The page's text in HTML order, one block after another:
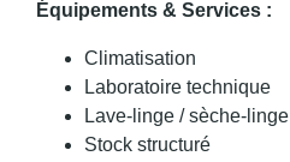
Équipements & Services :
Climatisation
Laboratoire technique
Lave-linge / sèche-linge
Stock structuré